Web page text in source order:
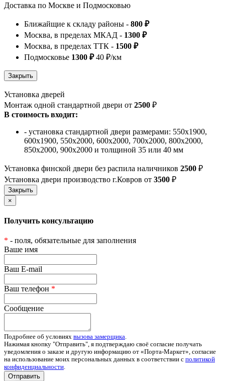
Доставка по Москве и Подмосковью
Ближайщие к складу районы - 800 ₽
Москва, в пределах МКАД - 1300 ₽
Москва, в пределах ТТК - 1500 ₽
Подмосковье 1300 ₽40 ₽/км
Установка дверей
Монтаж одной стандартной двери от 2500 ₽
В стоимость входит:
- установка стандартной двери размерами: 550х1900,
600х1900, 550х2000, 600х2000, 700х2000, 800х2000,
850х2000, 900х2000 и толщиной 35 или 40 мм
Установка финской двери без распила наличников 2500 ₽
Установка двери производство г.Ковров от 3500 ₽
×
Получить консультацию
* - поля, обязательные для заполнения
Ваше имя
Ваш E-mail
Ваш телефон *
Сообщение
Подробнее об условиях вызова замерщика.
Нажимая кнопку "Отправить", я подтверждаю своё согласие получать
уведомления о заказе и другую информацию от «Порта-Маркет», согласие
на использование моих персональных данных в соответствии с политикой
конфиденциальности.
Отправить